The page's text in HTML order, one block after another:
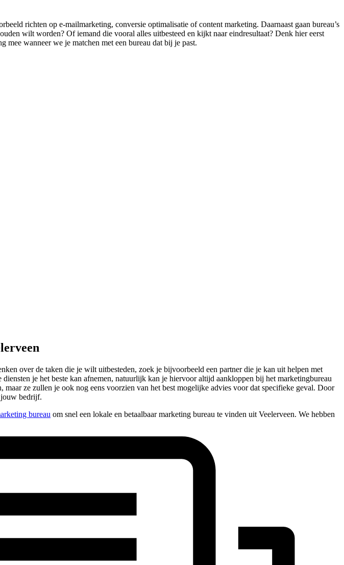
richten op e-mailmarketing, conversie optimalisatie of content marketing. Daarnaast gaan bureau’s
wilt worden? Of iemand die vooral alles uitbesteed en kijkt naar eindresultaat? Denk hier eerst
wanneer we je matchen met een bureau dat bij je past.
over de taken die je wilt uitbesteden, zoek je bijvoorbeeld een partner die je kan uit helpen met
je het beste kan afnemen, natuurlijk kan je hiervoor altijd aankloppen bij het marketingbureau
ze zullen je ook nog eens voorzien van het best mogelijke advies voor dat specifieke geval. Door
jouw bedrijf.
bureau om snel een lokale en betaalbaar marketing bureau te vinden uit Veelerveen. We hebben